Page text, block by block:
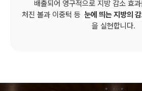
배출되어 영구적으로 지방 감소 효
처진 볼과 이중턱 등 눈에 띄는 지방의
을 실현합니다.